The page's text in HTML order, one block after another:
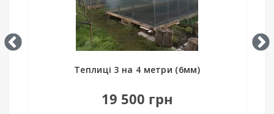
Теплиці 3 на 8 метрів (3мм)
21 200 грн